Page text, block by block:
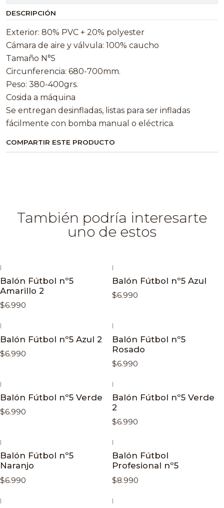
DESCRIPCIÓN
Exterior: 80% PVC + 20% polyester
Cámara de aire y válvula: 100% caucho
Tamaño N°5
Circunferencia: 680-700mm.
Peso: 380-400grs.
Cosida a máquina
Se entregan desinfladas, listas para ser infladas
fácilmente con bomba manual o eléctrica.
COMPARTIR ESTE PRODUCTO
También podría interesarte
uno de estos
|
Balón Fútbol nº5
Amarillo 2
$6.990
|
Balón Fútbol nº5 Azul
$6.990
|
Balón Fútbol nº5 Azul 2
$6.990
|
Balón Fútbol nº5
Rosado
$6.990
|
Balón Fútbol nº5 Verde
$6.990
|
Balón Fútbol nº5 Verde
2
$6.990
|
Balón Fútbol nº5
Naranjo
$6.990
|
Balón Fútbol
Profesional nº5
$8.990
| |